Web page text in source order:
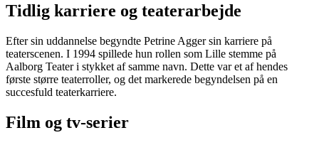
Tidlig karriere og teaterarbejde
Efter sin uddannelse begyndte Petrine Agger sin karriere på
teaterscenen. I 1994 spillede hun rollen som Lille stemme på
Aalborg Teater i stykket af samme navn. Dette var et af hendes
første større teaterroller, og det markerede begyndelsen på en
succesfuld teaterkarriere.
Film og tv-serier